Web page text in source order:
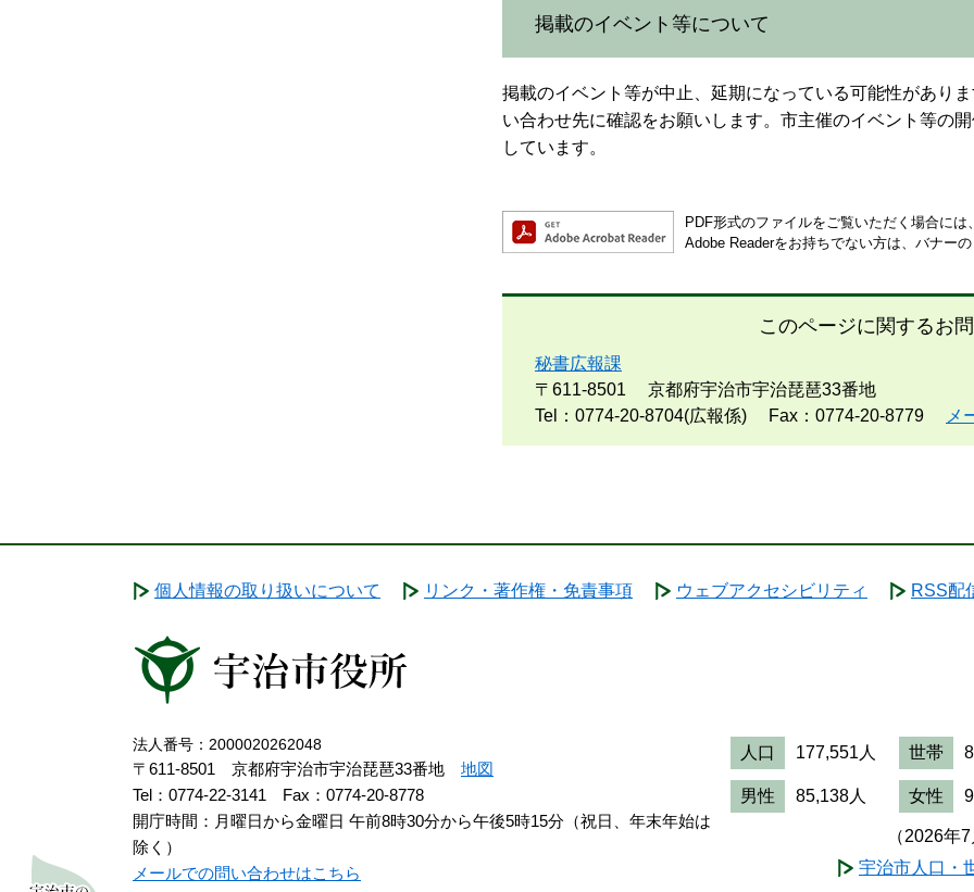
掲載のイベント等について​
掲載のイベント等が中止、延期になっている可能性があり
い合わせ先に確認をお願いします。市主催のイベント等の
しています。
PDF形式のファイルをご覧いただく場合には
Adobe Readerをお持ちでない方は、バナー
このページに関するお
秘書広報課
〒611-8501
京都府宇治市宇治琵琶33番地
Tel：0774-20-8704(広報係)
Fax：0774-20-8779 メ
個人情報の取り扱いについて リンク・著作権・免責事項 ウェブアクセシビリティ RSS配
法人番号：2000020262048
〒611-8501 京都府宇治市宇治琵琶33番地 地図
Tel：0774-22-3141
Fax：0774-20-8778
開庁時間：月曜日から金曜日 午前8時30分から午後5時15分（祝日、年末年始は
除く）
メールでの問い合わせはこちら
人口 177,551人 世帯
男性 85,138人 女性
（2026年
宇治市人口・